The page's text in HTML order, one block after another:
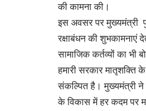
की कामना की।
इस अवसर पर मुख्यमंत्री
रक्षाबंधन की शुभकामनाएं
सामाजिक कर्तव्यों का भी
हमारी सरकार मातृशक्ति
संकल्पित है। मुख्यमंत्री ने
के विकास में हर कदम पर